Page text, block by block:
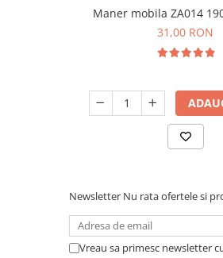
Maner mobila ZA014
31,00 RON
Newsletter Nu rata ofertele si
Vreau sa primesc newsletter